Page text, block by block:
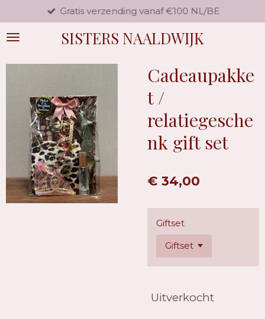
direct
naar
hoofdinhoud
SISTERS NAALDWIJK
Gratis verzending vanaf €100 NL/BE
Cadeaupakke
t /
relatiegesche
nk gift set
€ 34,00
Giftset
Uitverkocht